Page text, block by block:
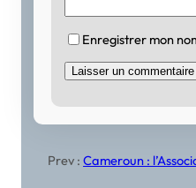
Enregistrer mon
Prev :Cameroun :